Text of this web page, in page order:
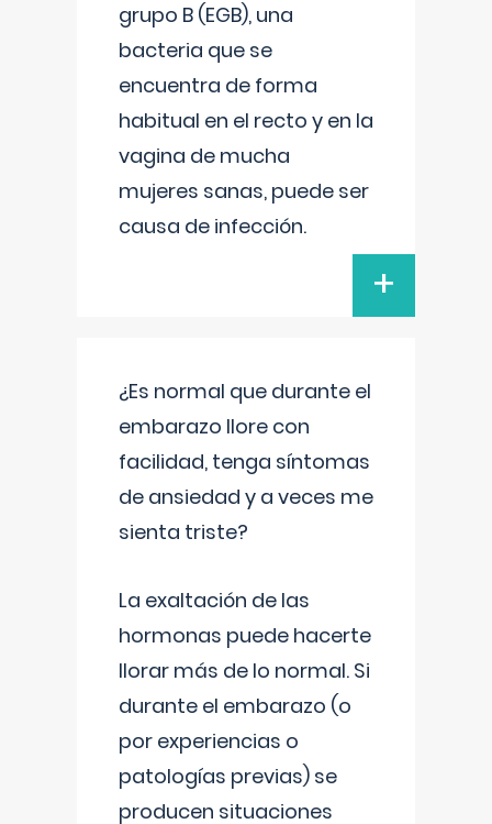
grupo B (EGB), una
bacteria que se
encuentra de forma
habitual en el recto y en la
vagina de mucha
mujeres sanas, puede ser
causa de infección.
+
¿Es normal que durante el
embarazo llore con
facilidad, tenga síntomas
de ansiedad y a veces me
sienta triste?
La exaltación de las
hormonas puede hacerte
llorar más de lo normal. Si
durante el embarazo (o
por experiencias o
patologías previas) se
producen situaciones